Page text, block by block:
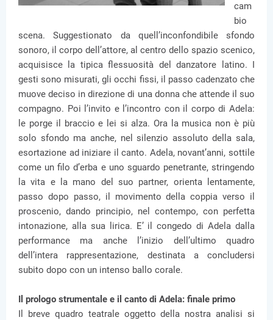
cam
bio
scena. Suggestionato da quell’inconfondibile sfondo
sonoro, il corpo dell’attore, al centro dello spazio scenico,
acquisisce la tipica flessuosità del danzatore latino. I
gesti sono misurati, gli occhi fissi, il passo cadenzato che
muove deciso in direzione di una donna che attende il suo
compagno. Poi l’invito e l’incontro con il corpo di Adela:
le porge il braccio e lei si alza. Ora la musica non è più
solo sfondo ma anche, nel silenzio assoluto della sala,
esortazione ad iniziare il canto. Adela, novant’anni, sottile
come un filo d’erba e uno sguardo penetrante, stringendo
la vita e la mano del suo partner, orienta lentamente,
passo dopo passo, il movimento della coppia verso il
proscenio, dando principio, nel contempo, con perfetta
intonazione, alla sua lirica. E’ il congedo di Adela dalla
performance ma anche l’inizio dell’ultimo quadro
dell’intera rappresentazione, destinata a concludersi
subito dopo con un intenso ballo corale.
Il prologo strumentale e il canto di Adela: finale primo
Il breve quadro teatrale oggetto della nostra analisi si